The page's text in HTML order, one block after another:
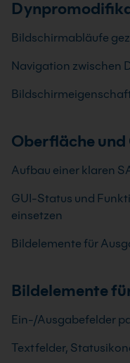
Bildschirmabläufe
Navigation zwischen
Oberfläche
Aufbau einer klaren
GUI-Status und
einsetzen
Bildelemente für
Bildelemente
Ein-/Ausgabefelder
Textfelder,